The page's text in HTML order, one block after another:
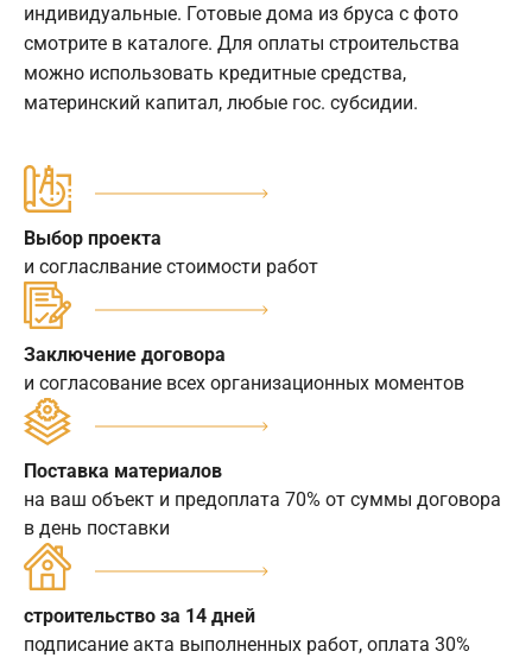
индивидуальные. Готовые дома из бруса с фото
смотрите в каталоге. Для оплаты строительства
можно использовать кредитные средства,
материнский капитал, любые гос. субсидии.
Выбор проекта
и согласлвание стоимости работ
Заключение договора
и согласование всех организационных моментов
Поставка материалов
на ваш объект и предоплата 70% от суммы договора
в день поставки
строительство за 14 дней
подписание акта выполненных работ, оплата 30%